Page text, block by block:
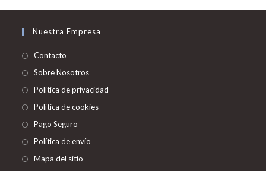
Nuestra Empresa
Contacto
Sobre Nosotros
Política de privacidad
Política de cookies
Pago Seguro
Política de envío
Mapa del sitio